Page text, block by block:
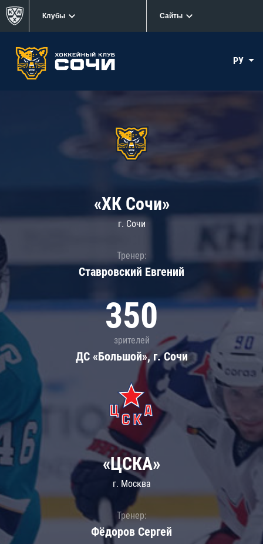
Клубы Сайты
РУ
«ХК Сочи»
г. Сочи
Тренер:
Ставровский Евгений
350
зрителей
ДС «Большой», г. Сочи
«ЦСКА»
г. Москва
Тренер:
Фёдоров Сергей